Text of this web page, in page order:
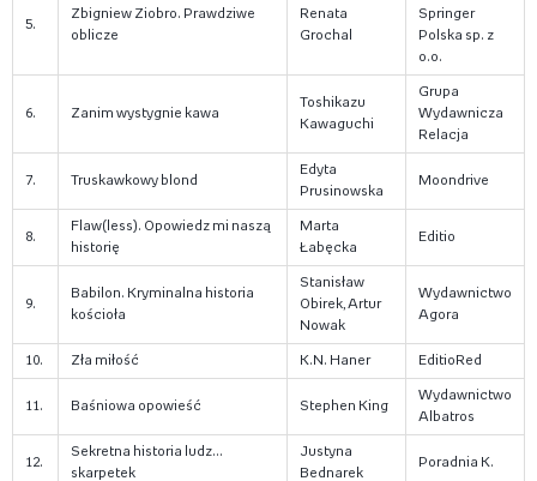
5.
Zbigniew Ziobro. Prawdziwe
oblicze
Renata
Grochal
Springer
Polska sp. z
o.o.
6. Zanim wystygnie kawa
Toshikazu
Kawaguchi
Grupa
Wydawnicza
Relacja
7. Truskawkowy blond
Edyta
Prusinowska
Moondrive
8.
Flaw(less). Opowiedz mi naszą
historię
Marta
Łabęcka
Editio
9.
Babilon. Kryminalna historia
kościoła
Stanisław
Obirek, Artur
Nowak
Wydawnictwo
Agora
10. Zła miłość K.N. Haner EditioRed
11. Baśniowa opowieść Stephen King
Wydawnictwo
Albatros
12.
Sekretna historia ludz...
skarpetek
Justyna
Bednarek
Poradnia K.